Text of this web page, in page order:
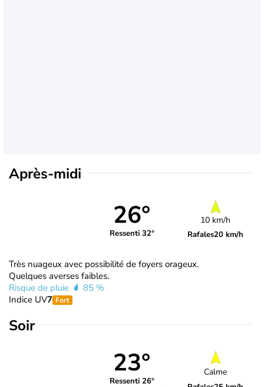
Après-midi
26°
Ressenti 32°
10 km/h
Rafales20 km/h
Très nuageux avec possibilité de foyers orageux.
Quelques averses faibles.
Risque de pluie
85 %
Indice UV7 Fort
Soir
23°
Ressenti 26°
Calme